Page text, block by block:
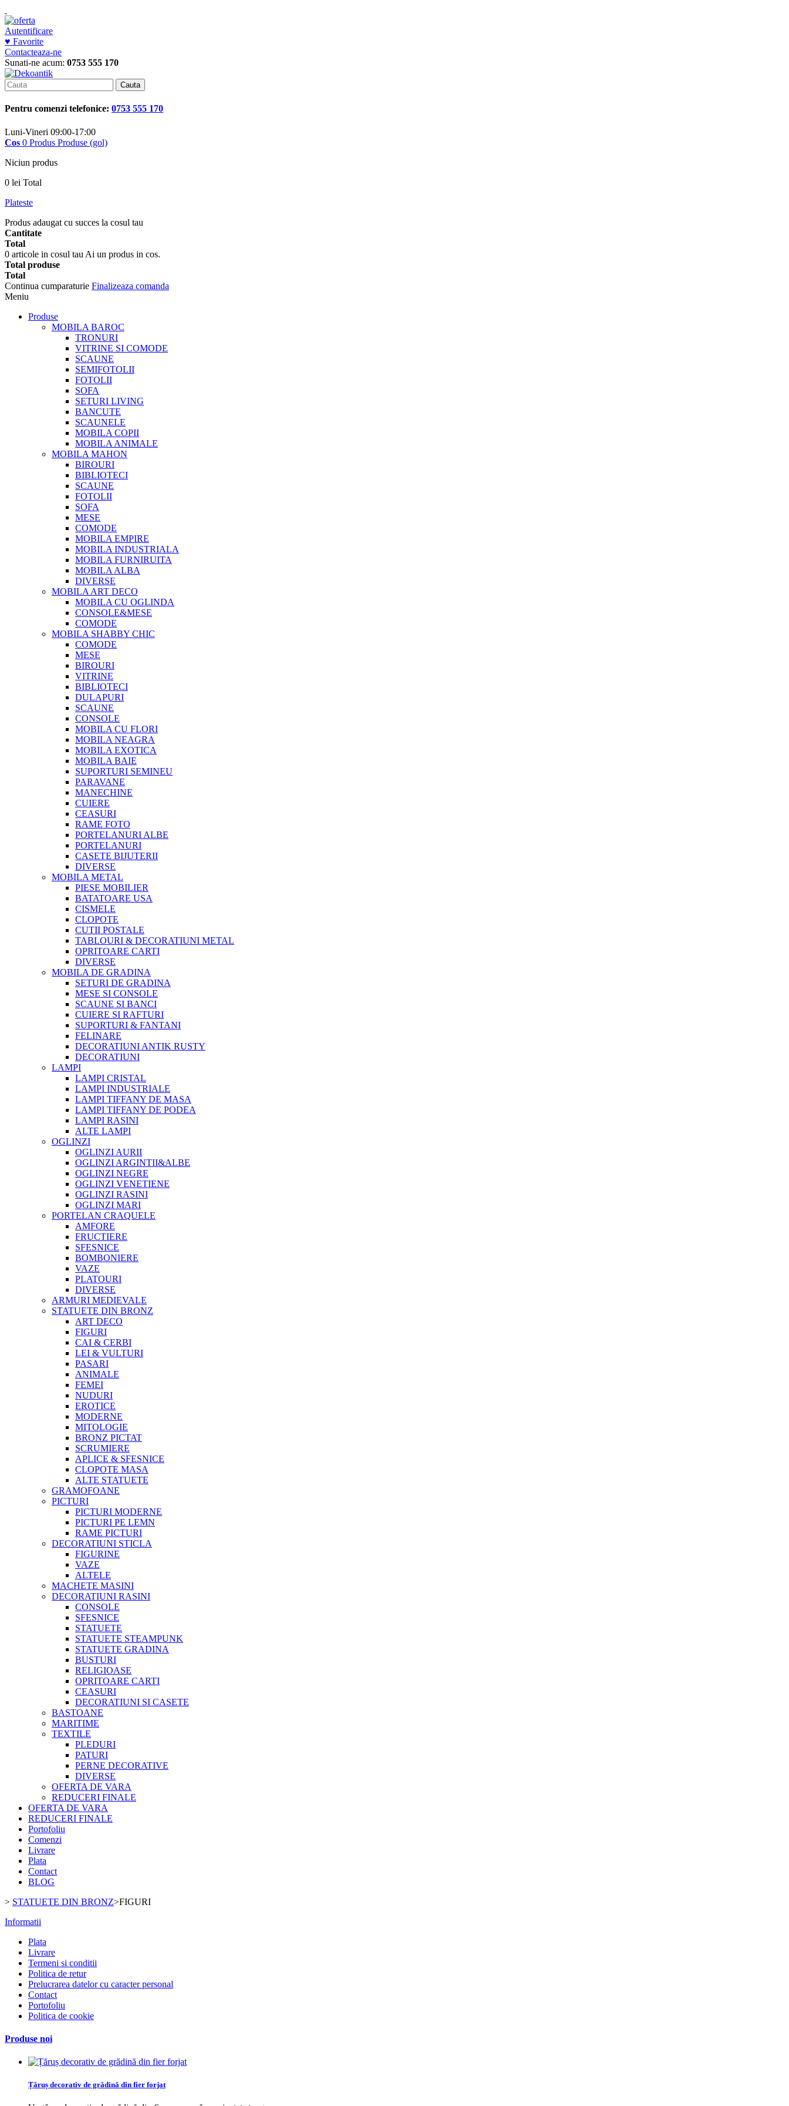
Autentificare
♥ Favorite
Contacteaza-ne
Sunati-ne acum: 0753 555 170
Cauta
Pentru comenzi telefonice: 0753 555 170
Luni-Vineri 09:00-17:00
Cos 0 Produs Produse (gol)
Niciun produs
0 lei Total
Plateste
Produs adaugat cu succes la cosul tau
Cantitate
Total
0 articole in cosul tau Ai un produs in cos.
Total produse
Total
Continua cumparaturie Finalizeaza comanda
Meniu
Produse
MOBILA BAROC
TRONURI
VITRINE SI COMODE
SCAUNE
SEMIFOTOLII
FOTOLII
SOFA
SETURI LIVING
BANCUTE
SCAUNELE
MOBILA COPII
MOBILA ANIMALE
MOBILA MAHON
BIROURI
BIBLIOTECI
SCAUNE
FOTOLII
SOFA
MESE
COMODE
MOBILA EMPIRE
MOBILA INDUSTRIALA
MOBILA FURNIRUITA
MOBILA ALBA
DIVERSE
MOBILA ART DECO
MOBILA CU OGLINDA
CONSOLE&MESE
COMODE
MOBILA SHABBY CHIC
COMODE
MESE
BIROURI
VITRINE
BIBLIOTECI
DULAPURI
SCAUNE
CONSOLE
MOBILA CU FLORI
MOBILA NEAGRA
MOBILA EXOTICA
MOBILA BAIE
SUPORTURI SEMINEU
PARAVANE
MANECHINE
CUIERE
CEASURI
RAME FOTO
PORTELANURI ALBE
PORTELANURI
CASETE BIJUTERII
DIVERSE
MOBILA METAL
PIESE MOBILIER
BATATOARE USA
CISMELE
CLOPOTE
CUTII POSTALE
TABLOURI & DECORATIUNI METAL
OPRITOARE CARTI
DIVERSE
MOBILA DE GRADINA
SETURI DE GRADINA
MESE SI CONSOLE
SCAUNE SI BANCI
CUIERE SI RAFTURI
SUPORTURI & FANTANI
FELINARE
DECORATIUNI ANTIK RUSTY
DECORATIUNI
LAMPI
LAMPI CRISTAL
LAMPI INDUSTRIALE
LAMPI TIFFANY DE MASA
LAMPI TIFFANY DE PODEA
LAMPI RASINI
ALTE LAMPI
OGLINZI
OGLINZI AURII
OGLINZI ARGINTII&ALBE
OGLINZI NEGRE
OGLINZI VENETIENE
OGLINZI RASINI
OGLINZI MARI
PORTELAN CRAQUELE
AMFORE
FRUCTIERE
SFESNICE
BOMBONIERE
VAZE
PLATOURI
DIVERSE
ARMURI MEDIEVALE
STATUETE DIN BRONZ
ART DECO
FIGURI
CAI & CERBI
LEI & VULTURI
PASARI
ANIMALE
FEMEI
NUDURI
EROTICE
MODERNE
MITOLOGIE
BRONZ PICTAT
SCRUMIERE
APLICE & SFESNICE
CLOPOTE MASA
ALTE STATUETE
GRAMOFOANE
PICTURI
PICTURI MODERNE
PICTURI PE LEMN
RAME PICTURI
DECORATIUNI STICLA
FIGURINE
VAZE
ALTELE
MACHETE MASINI
DECORATIUNI RASINI
CONSOLE
SFESNICE
STATUETE
STATUETE STEAMPUNK
STATUETE GRADINA
BUSTURI
RELIGIOASE
OPRITOARE CARTI
CEASURI
DECORATIUNI SI CASETE
BASTOANE
MARITIME
TEXTILE
PLEDURI
PATURI
PERNE DECORATIVE
DIVERSE
OFERTA DE VARA
REDUCERI FINALE
OFERTA DE VARA
REDUCERI FINALE
Portofoliu
Comenzi
Livrare
Plata
Contact
BLOG
> STATUETE DIN BRONZ>FIGURI
Informatii
Plata
Livrare
Termeni si conditii
Politica de retur
Prelucrarea datelor cu caracter personal
Contact
Portofoliu
Politica de cookie
Produse noi
Țăruș decorativ de grădină din fier forjat